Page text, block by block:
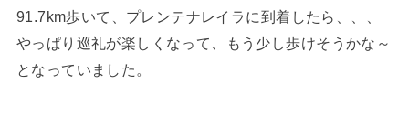
91.7km歩いて、プレンテナレイラに到着したら、、、
やっぱり巡礼が楽しくなって、もう少し歩けそうかな～
となっていました。